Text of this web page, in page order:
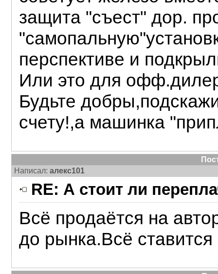
защита "съест" дор.
перспективе и
Или это для
Будьте
счету!,а машинка
Написал: алекс101
RE: А стоит ли
Всё продаётся на
до рынка.Всё ставится